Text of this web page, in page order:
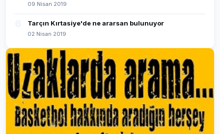
09 Nisan 2019
Tarçın Kırtasiye'de ne ararsan bulunuyor
02 Nisan 2019